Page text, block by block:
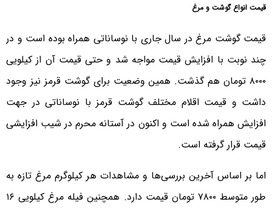
قیمت انواع گوشت و مرغ
قیمت گوشت مرغ در سال جاری با نوساناتی همراه بوده است و در
چند نوبت با افزایش قیمت مواجه شد و حتی قیمت آن از کیلویی
۸۰۰۰ تومان هم گذشت. همین وضعیت برای گوشت قرمز نیز وجود
داشت و قیمت اقلام مختلف گوشت قرمز با نوساناتی در جهت
افزایش همراه شده است و اکنون در آستانه محرم در شیب افزایشی
قیمت قرار گرفته است.
اما بر اساس آخرین بررسی‌ها و مشاهدات هر کیلوگرم مرغ تازه به
طور متوسط ۷۸۰۰ تومان قیمت دارد. همچنین فیله مرغ کیلویی ۱۶